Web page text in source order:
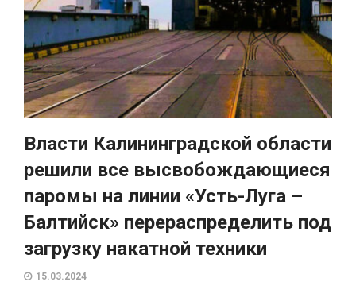
Власти Калининградской области
решили все высвобождающиеся
паромы на линии «Усть-Луга –
Балтийск» перераспределить под
загрузку накатной техники
15.03.2024